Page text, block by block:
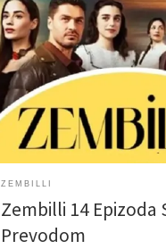
ZEMBILLI
Zembilli 14 Epizoda
Prevodom